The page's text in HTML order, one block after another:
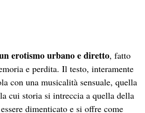
erotismo urbano e diretto, fatto
e perdita. Il testo, interamente
con una musicalità sensuale, quella
cui storia si intreccia a quella della
dimenticato e si offre come